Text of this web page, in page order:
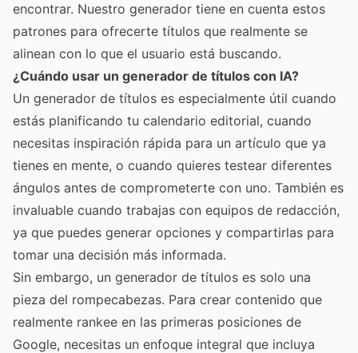
encontrar. Nuestro generador tiene en cuenta estos
patrones para ofrecerte títulos que realmente se
alinean con lo que el usuario está buscando.
¿Cuándo usar un generador de títulos con IA?
Un generador de títulos es especialmente útil cuando
estás planificando tu calendario editorial, cuando
necesitas inspiración rápida para un artículo que ya
tienes en mente, o cuando quieres testear diferentes
ángulos antes de comprometerte con uno. También es
invaluable cuando trabajas con equipos de redacción,
ya que puedes generar opciones y compartirlas para
tomar una decisión más informada.
Sin embargo, un generador de títulos es solo una
pieza del rompecabezas. Para crear contenido que
realmente rankee en las primeras posiciones de
Google, necesitas un enfoque integral que incluya